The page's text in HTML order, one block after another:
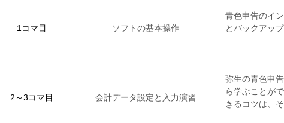
1コマ目 ソフトの基本操作
青色申告のイ
とバックアッ
2～3コマ目 会計データ設定と入力演習
弥生の青色申
ら学ぶことが
きるコツは、